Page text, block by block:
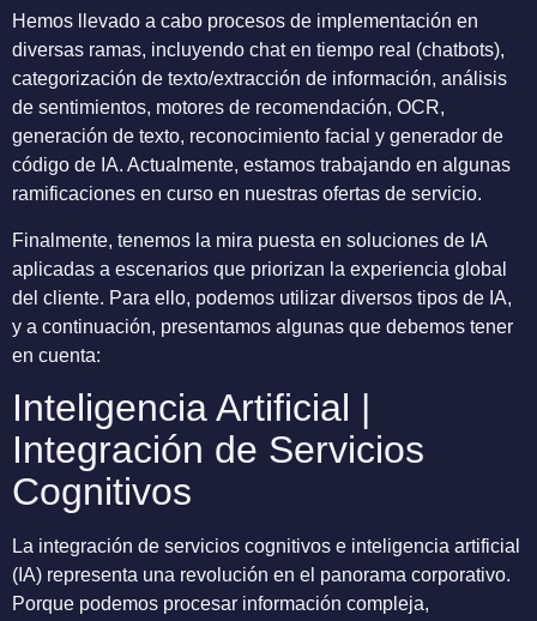
Hemos llevado a cabo procesos de implementación en
diversas ramas, incluyendo chat en tiempo real (chatbots),
categorización de texto/extracción de información, análisis
de sentimientos, motores de recomendación, OCR,
generación de texto, reconocimiento facial y generador de
código de IA. Actualmente, estamos trabajando en algunas
ramificaciones en curso en nuestras ofertas de servicio.
Finalmente, tenemos la mira puesta en soluciones de IA
aplicadas a escenarios que priorizan la experiencia global
del cliente. Para ello, podemos utilizar diversos tipos de IA,
y a continuación, presentamos algunas que debemos tener
en cuenta:
Inteligencia Artificial |
Integración de Servicios
Cognitivos
La integración de servicios cognitivos e inteligencia artificial
(IA) representa una revolución en el panorama corporativo.
Porque podemos procesar información compleja,